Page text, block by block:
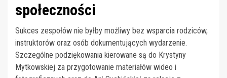
społeczności
Sukces zespołów nie byłby możliwy bez wsparcia rodziców,
instruktorów oraz osób dokumentujących wydarzenie.
Szczególne podziękowania kierowane są do Krystyny
Mytkowskiej za przygotowanie materiałów wideo i